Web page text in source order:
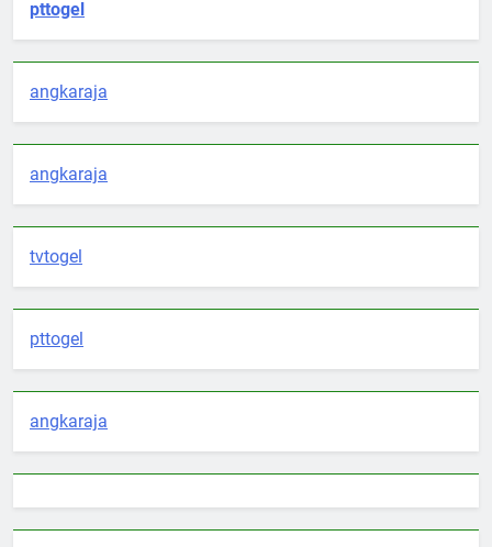
pttogel
angkaraja
angkaraja
tvtogel
pttogel
angkaraja